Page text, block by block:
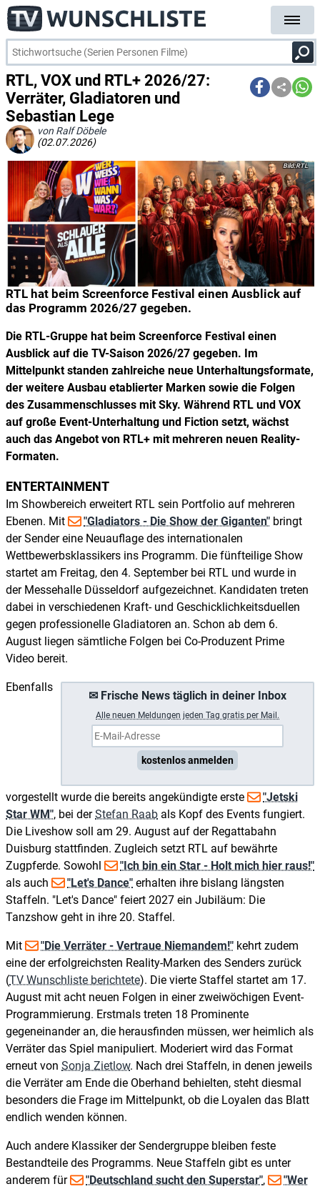
RTL, VOX und RTL+ 2026/27:
Verräter, Gladiatoren und
Sebastian Lege
von Ralf Döbele
(02.07.2026)
RTL hat beim Screenforce Festival einen Ausblick auf
das Programm 2026/27 gegeben.
RTL
Die RTL-Gruppe hat beim Screenforce Festival einen
Ausblick auf die TV-Saison 2026/27 gegeben. Im
Mittelpunkt standen zahlreiche neue Unterhaltungsformate,
der weitere Ausbau etablierter Marken sowie die Folgen
des Zusammenschlusses mit Sky. Während RTL und VOX
auf große Event-Unterhaltung und Fiction setzt, wächst
auch das Angebot von RTL+ mit mehreren neuen Reality-
Formaten.
ENTERTAINMENT
Im Showbereich erweitert RTL sein Portfolio auf mehreren
Ebenen. Mit
"Gladiators - Die Show der Giganten" bringt
der Sender eine Neuauflage des internationalen
Wettbewerbsklassikers ins Programm. Die fünfteilige Show
startet am Freitag, den 4. September bei RTL und wurde in
der Messehalle Düsseldorf aufgezeichnet. Kandidaten treten
dabei in verschiedenen Kraft- und Geschicklichkeitsduellen
gegen professionelle Gladiatoren an. Schon ab dem 6.
August liegen sämtliche Folgen bei Co-Produzent Prime
Video bereit.
✉ Frische News täglich in deiner Inbox
Alle neuen Meldungen jeden Tag gratis per Mail.
kostenlos anmelden
Ebenfalls
vorgestellt wurde die bereits angekündigte erste
"Jetski
Star WM", bei derStefan Raab als Kopf des Events fungiert.
Die Liveshow soll am 29. August auf der Regattabahn
Duisburg stattfinden. Zugleich setzt RTL auf bewährte
Zugpferde. Sowohl
"Ich bin ein Star - Holt mich hier raus!"
als auch
"Let's Dance" erhalten ihre bislang längsten
Staffeln. "Let's Dance" feiert 2027 ein Jubiläum: Die
Tanzshow geht in ihre 20. Staffel.
Mit "Die Verräter - Vertraue Niemandem!" kehrt zudem
eine der erfolgreichsten Reality-Marken des Senders zurück
(TV Wunschliste berichtete). Die vierte Staffel startet am 17.
August mit acht neuen Folgen in einer zweiwöchigen Event-
Programmierung. Erstmals treten 18 Prominente
gegeneinander an, die herausfinden müssen, wer heimlich als
Verräter das Spiel manipuliert. Moderiert wird das Format
erneut von Sonja Zietlow. Nach drei Staffeln, in denen jeweils
die Verräter am Ende die Oberhand behielten, steht diesmal
besonders die Frage im Mittelpunkt, ob die Loyalen das Blatt
endlich wenden können.
Auch andere Klassiker der Sendergruppe bleiben feste
Bestandteile des Programms. Neue Staffeln gibt es unter
anderem für
"Deutschland sucht den Superstar",
"Wer